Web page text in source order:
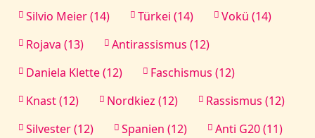
Silvio Meier (14)
Türkei (14)
Vokü (14)
Rojava (13)
Antirassismus (12)
Daniela Klette (12)
Faschismus (12)
Knast (12)
Nordkiez (12)
Rassismus (12)
Silvester (12)
Spanien (12)
Anti G20 (11)